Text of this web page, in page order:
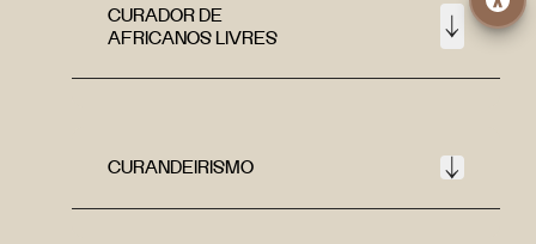
CURADOR DE
AFRICANOS LIVRES
CURANDEIRISMO